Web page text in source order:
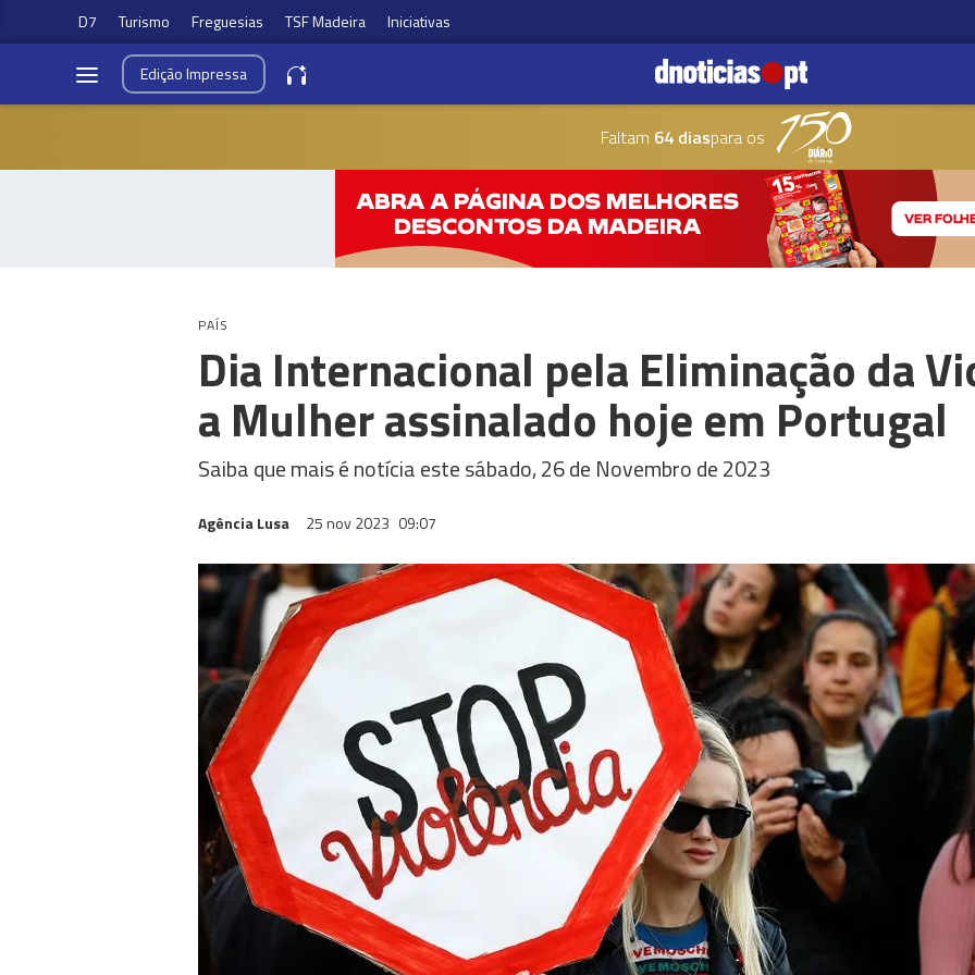
D7 Turismo Freguesias TSF Madeira Iniciativas
EdiçãoImpressa
Faltam 64 diaspara os
PAÍS
Dia Internacional pela Eliminação da
a Mulher assinalado hoje em Portugal
Saiba que mais é notícia este sábado, 26 de Novembro de 2023
Agência Lusa 25 nov 2023 09:07